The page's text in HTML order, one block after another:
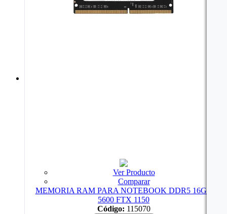
Ver Producto
Comparar
MEMORIA RAM PARA NOTEBOOK DDR5 16GB
5600 FTX 1150
Código: 115070